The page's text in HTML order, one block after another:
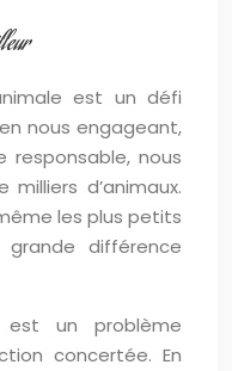
est un défi
nous engageant,
nous
d’animaux.
les plus petits
différence
est un problème
concertée. En